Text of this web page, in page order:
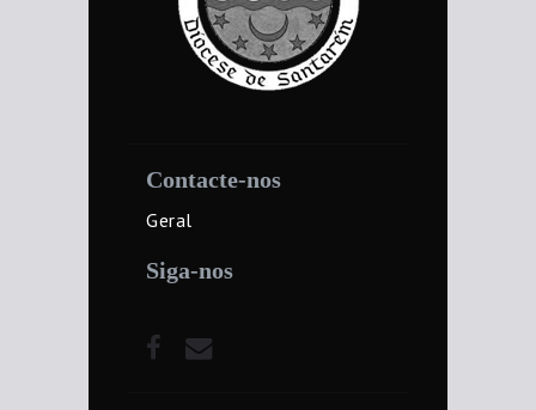
Contacte-nos
Geral
Siga-nos